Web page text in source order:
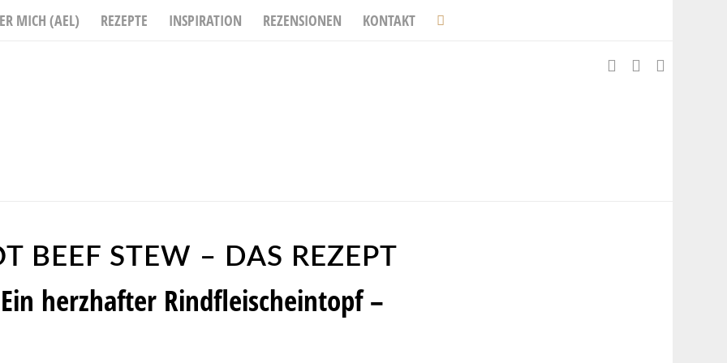
MICH (AEL) REZEPTE INSPIRATION REZENSIONEN KONTAKT
BEEF STEW – DAS REZEPT
herzhafter Rindfleischeintopf –